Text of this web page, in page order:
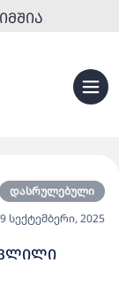
დასრულებული
9 სექტემბერი, 2025